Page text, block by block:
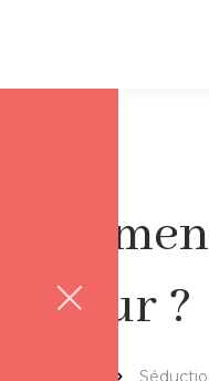
amour ?